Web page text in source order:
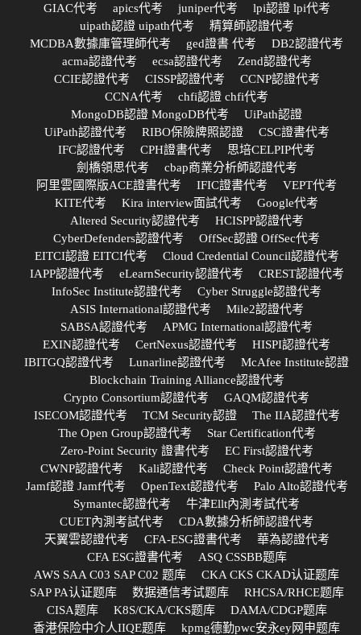
GIAC代考
apics代考 juniper代考
lpi認證 lpi代考
uipath認證 uipath代考
精算師認證代考
MCDBA數據庫管理師代考
ged證書 代考
DB2認證代考
acma認證代考
ecsa認證代考
Zend認證代考
CCIE認證代考
CISSP認證代考
CCNP認證代考
CCNA代考
chfi認證 chfi代考
MongoDB認證 MongoDB代考
UiPath認證
UiPath認證代考
RIBO保險牌照認證
CSC證書代考
IFC認證代考
CPH證書代考
思培CELPIP代考
劍橋領思代考
cbap商業分析師認證代考
阿里雲國際版ACE證書代考
IFIC證書代考
VEPT代考
KITE代考
Kira interview面試代考
Google代考
Altered Security認證代考
HCISPP認證代考
CyberDefenders認證代考
OffSec認證 OffSec代考
EITCI認證 EITCI代考
Cloud Credential Council認證代考
IAPP認證代考
eLearnSecurity認證代考
CREST認證代考
InfoSec Institute認證代考
Cyber Struggle認證代考
ASIS International認證代考
Mile2認證代考
SABSA認證代考
APMG International認證代考
EXIN認證代考
CertNexus認證代考
HISPI認證代考
IBITGQ認證代考
Lunarline認證代考
McAfee Institute認證
Blockchain Training Alliance認證代考
Crypto Consortium認證代考
GAQM認證代考
ISECOM認證代考
TCM Security認證
The IIA認證代考
The Open Group認證代考
Star Certification代考
Zero-Point Security 證書代考
EC First認證代考
CWNP認證代考
Kali認證代考
Check Point認證代考
Jamf認證 Jamf代考
OpenText認證代考
Palo Alto認證代考
Symantec認證代考
牛津Ellt內測考試代考
CUET內測考試代考
CDA數據分析師認證代考
天翼雲認證代考
CFA-ESG證書代考
華為認證代考
CFA ESG證書代考
ASQ CSSBB题库
AWS SAA C03 SAP C02 题库
CKA CKS CKAD认证题库
SAP PA认证题库
数据通信考试题库
RHCSA/RHCE题库
CISA题库
K8S/CKA/CKS题库
DAMA/CDGP题库
香港保险中介人IIQE题库
kpmg德勤pwc安永ey网申题库